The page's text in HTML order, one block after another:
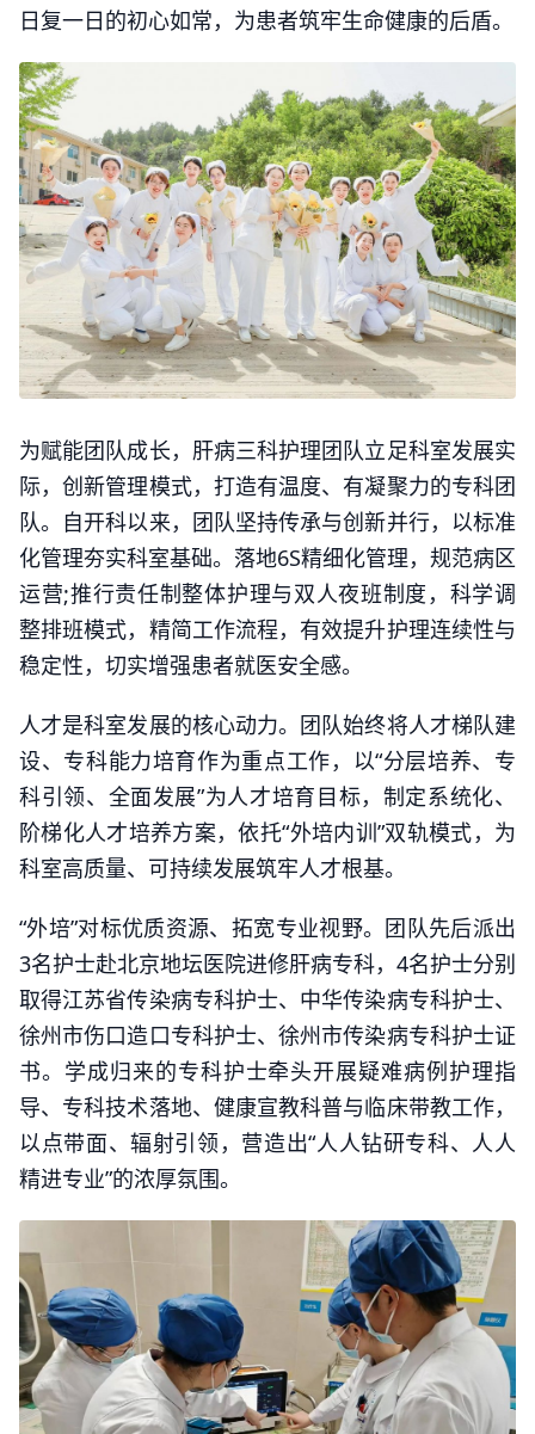
日复一日的初心如常，为患者筑牢生命健康的后盾。
为赋能团队成长，肝病三科护理团队立足科室发展实
际，创新管理模式，打造有温度、有凝聚力的专科团
队。自开科以来，团队坚持传承与创新并行，以标准
化管理夯实科室基础。落地6S精细化管理，规范病区
运营;推行责任制整体护理与双人夜班制度，科学调
整排班模式，精简工作流程，有效提升护理连续性与
稳定性，切实增强患者就医安全感。
人才是科室发展的核心动力。团队始终将人才梯队建
设、专科能力培育作为重点工作，以“分层培养、专
科引领、全面发展”为人才培育目标，制定系统化、
阶梯化人才培养方案，依托“外培内训”双轨模式，为
科室高质量、可持续发展筑牢人才根基。
“外培”对标优质资源、拓宽专业视野。团队先后派出
3名护士赴北京地坛医院进修肝病专科，4名护士分别
取得江苏省传染病专科护士、中华传染病专科护士、
徐州市伤口造口专科护士、徐州市传染病专科护士证
书。学成归来的专科护士牵头开展疑难病例护理指
导、专科技术落地、健康宣教科普与临床带教工作，
以点带面、辐射引领，营造出“人人钻研专科、人人
精进专业”的浓厚氛围。